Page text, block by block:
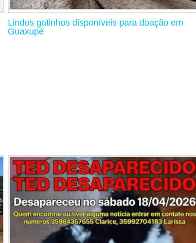
Lindos gatinhos disponíveis para doação em
Guaxupé